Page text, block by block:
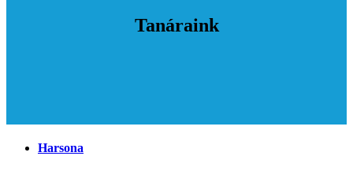
Tanáraink
Harsona